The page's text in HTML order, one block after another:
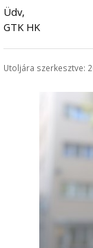
Üdv,
GTK HK
Utoljára szerkesztve: